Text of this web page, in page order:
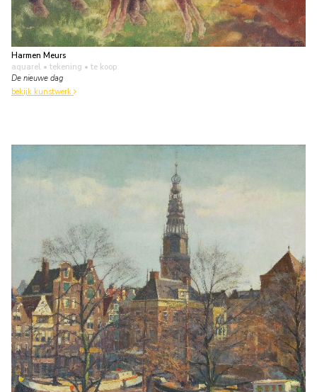
Harmen Meurs
aquarel • tekening • te koop
De nieuwe dag
bekijk kunstwerk